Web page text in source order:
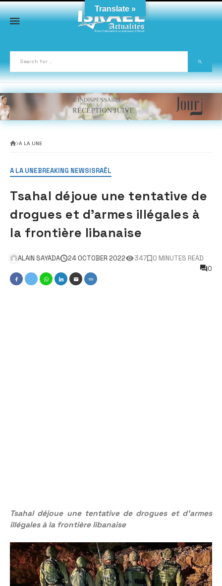
Skip
to
content
A LA UNE
A LA UNEBREAKING NEWSISRAËL
Tsahal déjoue une tentative de
drogues et d’armes illégales à
la frontière libanaise
ALAIN SAYADA 24 OCTOBER 2022 347
0 MINUTES READ
0
Tsahal déjoue une tentative de drogues et d’armes
illégales à la frontière libanaise
Translate »